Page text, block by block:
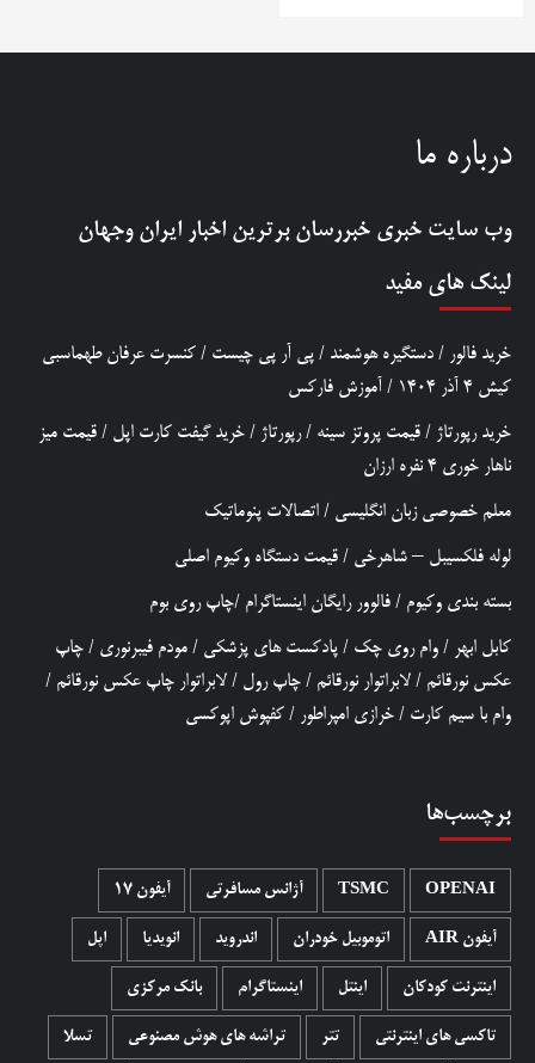
درباره ما
وب سایت خبری خبررسان برترین اخبار ایران وجهان
لینک های مفید
خرید فالور / دستگیره هوشمند / پی آر پی چیست / کنسرت عرفان طهماسبی
کیش 4 آذر 1404
/ آموزش فارکس
خرید رپورتاژ / قیمت پروتز سینه /رپورتاژ / خرید گیفت کارت اپل / قیمت میز
ناهار خوری 4 نفره ارزان
معلم خصوصی زبان انگلیسی / اتصالات پنوماتیک
لوله فلکسیبل – شاهرخی / قیمت دستگاه وکیوم اصلی
بسته بندی وکیوم / فالوور رایگان اینستاگرام /چاپ روی بوم
کابل ابهر / وام روی چک / پادکست های پزشکی / مودم فیبرنوری / چاپ
عکس نورقائم / لابراتوار نورقائم / چاپ رول / لابراتوار چاپ عکس نورقائم /
وام با سیم کارت / خرازی امپراطور / کفپوش اپوکسی
برچسب‌ها
OPENAI
TSMC آژانس مسافرتی آیفون 17
آیفون AIR اتوموبیل خودران اندروید انویدیا اپل
اینترنت کودکان اینتل اینستاگرام بانک مرکزی
تاکسی های اینترنتی تتر تراشه های هوش مصنوعی تسلا